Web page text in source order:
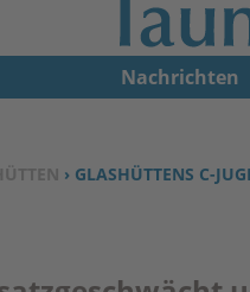
› GLASHÜTTENS C-
Nachrichten